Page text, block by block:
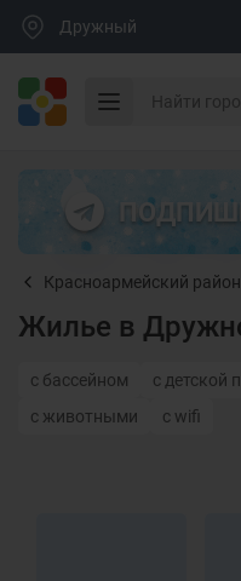
Дружный
Красноармейский район
Жилье в
с бассейном с детской
с животными
с wifi